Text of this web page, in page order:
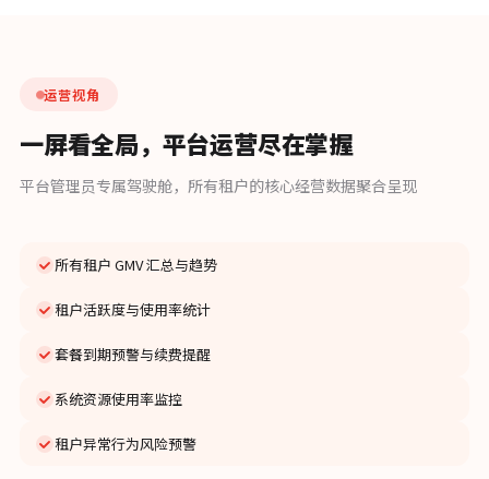
运营视角
一屏看全局，平台运营尽在掌握
平台管理员专属驾驶舱，所有租户的核心经营数据聚合呈现
所有租户 GMV 汇总与趋势
租户活跃度与使用率统计
套餐到期预警与续费提醒
系统资源使用率监控
租户异常行为风险预警